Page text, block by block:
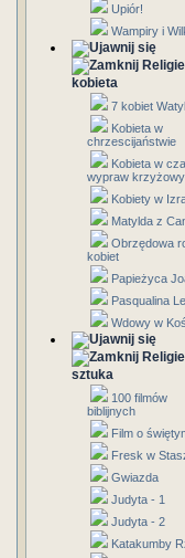
Upiór!
Wampiry i
kobieta
7 kobiet
Kobieta w
chrzescijaństwie
Kobieta w
wypraw
Kobiety w
Matylda z
Obrzędowa
kobiet
Papieżyca
Pasqualina
Wdowy w
sztuka
100 filmów
biblijnych
Film o
Fresk w
Gwiazda
Judyta - 1
Judyta - 2
Katakumby